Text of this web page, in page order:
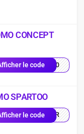
CONCEPT
le codeLA10
SPARTOO
le codeSPFR